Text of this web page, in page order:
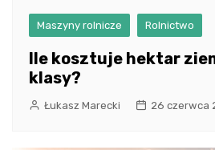
Maszyny rolnicze Rolnictwo
Ile kosztuje hektar
klasy?
Łukasz Marecki 26 czerwca